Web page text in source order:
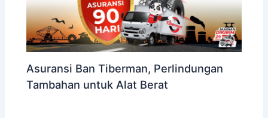
Asuransi Ban Tiberman, Perlindungan
Tambahan untuk Alat Berat